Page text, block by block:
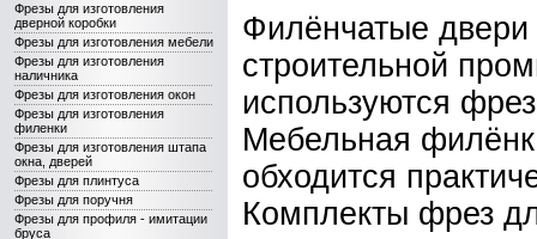
Фрезы для изготовления
дверной коробки
Фрезы для изготовления мебели
Фрезы для изготовления
наличника
Фрезы для изготовления окон
Фрезы для изготовления
филенки
Фрезы для изготовления штапа
окна, дверей
Фрезы для плинтуса
Фрезы для поручня
Фрезы для профиля - имитации
бруса
Филёнчатые
строительной
используются
Мебельная
обходится
Комплекты фрез